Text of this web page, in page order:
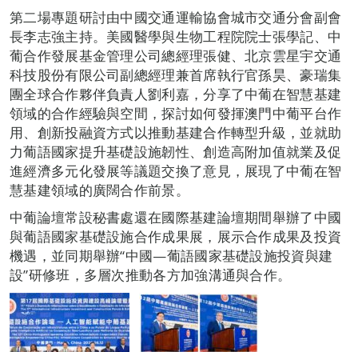
第二場專題研討由中國交通運輸協會城市交通分會副會
長李志強主持。美國醫學與生物工程院院士張學記、中
葡合作發展基金管理公司總經理張健、北京雲星宇交通
科技股份有限公司副總經理兼首席執行官孫昊、豪瑞集
團全球合作夥伴負責人劉利嘉，分享了中葡在智慧基建
領域的合作經驗與空間，探討如何發揮澳門中葡平台作
用、創新投融資方式以推動基建合作轉型升級，並就助
力葡語國家提升基礎設施韌性、創造高附加值就業及促
進經濟多元化發展等議題交換了意見，展現了中葡在智
慧基建領域的廣闊合作前景。
中葡論壇常設秘書處還在國際基建論壇期間舉辦了中國
與葡語國家基礎設施合作成果展，展示合作成果及投資
機遇，並同期舉辦“中國—葡語國家基礎設施投資與建
設”研修班，多層次推動各方加強溝通與合作。